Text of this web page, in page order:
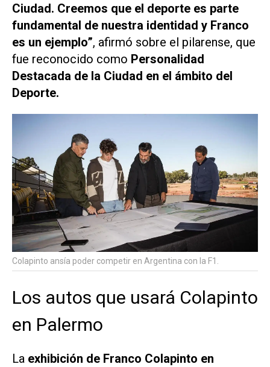
Ciudad. Creemos que el deporte es parte
fundamental de nuestra identidad y Franco
es un ejemplo”, afirmó sobre el pilarense, que
fue reconocido como Personalidad
Destacada de la Ciudad en el ámbito del
Deporte.
Colapinto ansía poder competir en Argentina con la F1.
Los autos que usará Colapinto
en Palermo
La exhibición de Franco Colapinto en